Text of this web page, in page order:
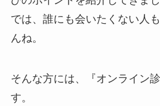
では、誰にも会いたくない人
んね。
そんな方には、『オンライン
す。